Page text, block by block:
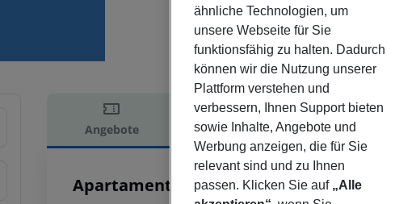
Angebote Hotelbeschreibung
Hotelbeschreibung
Apartamentos Pabisa Orlando
3.5
ähnliche Technologien, um
unsere Webseite für Sie
funktionsfähig zu halten. Dadurch
können wir die Nutzung unserer
Plattform verstehen und
verbessern, Ihnen Support bieten
sowie Inhalte, Angebote und
Werbung anzeigen, die für Sie
relevant sind und zu Ihnen
passen. Klicken Sie auf „Alle